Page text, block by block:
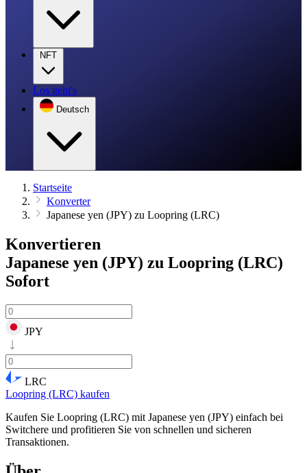
NFT
Los geht's
Deutsch
Startseite
Konverter
Japanese yen (JPY) zu Loopring (LRC)
Konvertieren
Japanese yen (JPY) zu Loopring (LRC)
Sofort
JPY
LRC
Loopring (LRC) kaufen
Kaufen Sie Loopring (LRC) mit Japanese yen (JPY) einfach bei
Switchere und profitieren Sie von schnellen und sicheren
Transaktionen.